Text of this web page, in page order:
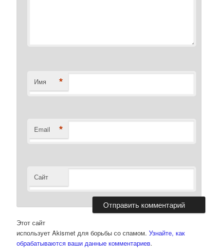
Имя *
Email *
Сайт
Этот сайт
использует Akismet для борьбы со спамом.Узнайте, как
обрабатываются ваши данные комментариев.